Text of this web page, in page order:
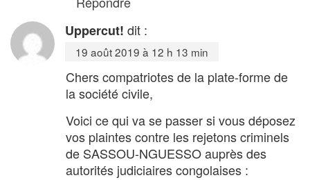
Uppercut! dit :
19 août 2019 à 12 h 13 min
Chers compatriotes de la plate-forme de
la société civile,
Voici ce qui va se passer si vous déposez
vos plaintes contre les rejetons criminels
de SASSOU-NGUESSO auprès des
autorités judiciaires congolaises :